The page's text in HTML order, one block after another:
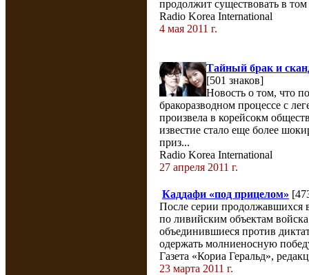
продолжит существовать в
Radio Korea International
4 мая 2011 г.
Тайный брак и
[501 знаков]
Новость о том, что
бракоразводном процессе с
произвела в корейсокм
известие стало еще более
приз...
Radio Korea International
27 апреля 2011 г.
Каддафи «под прицелом»
После серии продолжавшихся
по ливийским объектам
объединившиеся против
одержать молниеносную
Газета «Кориа Геральд»,
23 марта 2011 г.